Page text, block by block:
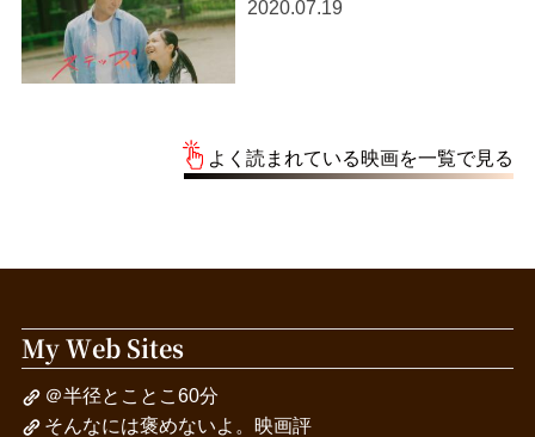
2020.07.19
よく読まれている映画を一覧で見る
My Web Sites
＠半径とことこ60分
そんなには褒めないよ。映画評